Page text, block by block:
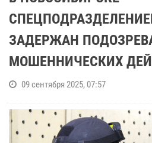
ЗАДЕРЖАН
МОШЕННИЧЕСКИХ
09 сентября 2025, 07:57